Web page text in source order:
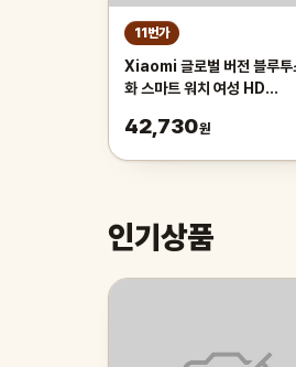
11번가
Xiaomi 글로벌 버전 블루투
화 스마트 워치 여성 HD
100 스포츠 방수 스마트
42,730원
인기상품